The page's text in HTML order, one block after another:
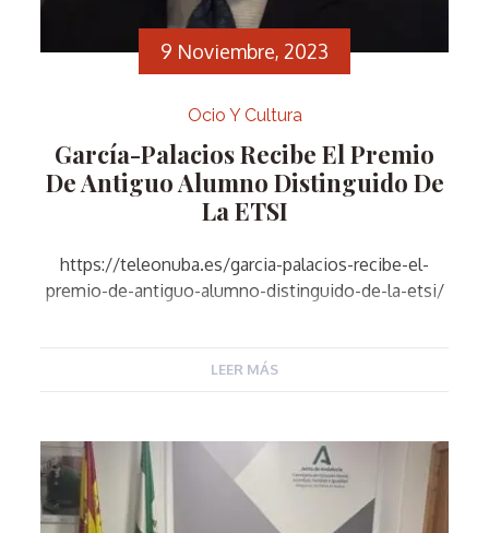
9 Noviembre, 2023
Ocio Y Cultura
García-Palacios Recibe El Premio
De Antiguo Alumno Distinguido De
La ETSI
https://teleonuba.es/garcia-palacios-recibe-el-
premio-de-antiguo-alumno-distinguido-de-la-etsi/
LEER MÁS